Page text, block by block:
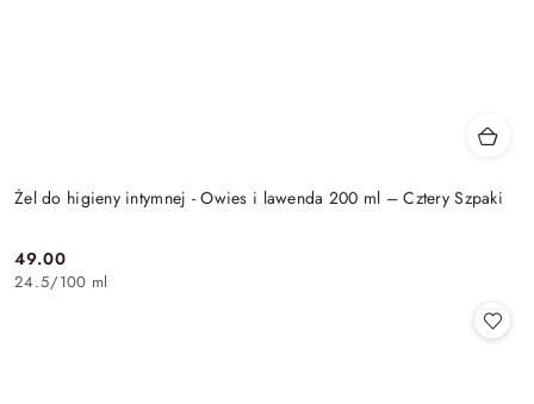
Żel do higieny intymnej - Owies i lawenda 200 ml – Cztery Szpaki
Cena:
49.00
24.5/100 ml